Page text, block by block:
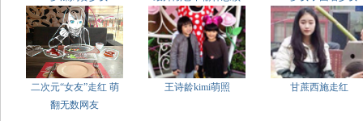
二次元“女友”走红 萌
翻无数网友
王诗龄kimi萌照 甘蔗西施走红